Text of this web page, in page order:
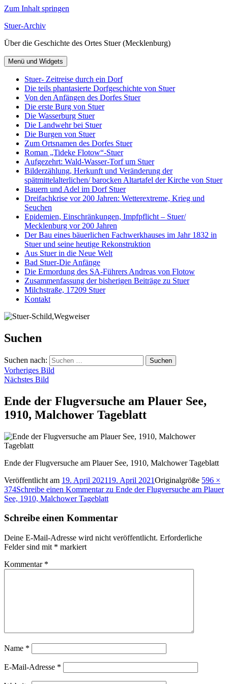
Zum Inhalt springen
Stuer-Archiv
Über die Geschichte des Ortes Stuer (Mecklenburg)
Menü und Widgets
Stuer- Zeitreise durch ein Dorf
Die teils phantasierte Dorfgeschichte von Stuer
Von den Anfängen des Dorfes Stuer
Die erste Burg von Stuer
Die Wasserburg Stuer
Die Landwehr bei Stuer
Die Burgen von Stuer
Zum Ortsnamen des Dorfes Stuer
Roman „Tideke Flotow“-Stuer
Aufgezehrt: Wald-Wasser-Torf um Stuer
Bilderzählung, Herkunft und Veränderung der
spätmittelalterlichen/ barocken Altartafel der Kirche von Stuer
Bauern und Adel im Dorf Stuer
Dreifachkrise vor 200 Jahren: Wetterextreme, Krieg und
Seuchen
Epidemien, Einschränkungen, Impfpflicht – Stuer/
Mecklenburg vor 200 Jahren
Der Bau eines bäuerlichen Fachwerkhauses im Jahr 1832 in
Stuer und seine heutige Rekonstruktion
Aus Stuer in die Neue Welt
Bad Stuer-Die Anfänge
Die Ermordung des SA-Führers Andreas von Flotow
Zusammenfassung der bisherigen Beiträge zu Stuer
Milchstraße, 17209 Stuer
Kontakt
Suchen
Suchen nach:
Vorheriges Bild
Nächstes Bild
Ende der Flugversuche am Plauer See,
1910, Malchower Tageblatt
Ende der Flugversuche am Plauer See, 1910, Malchower Tageblatt
Veröffentlicht am 19. April 202119. April 2021Originalgröße 596 ×
374Schreibe einen Kommentarzu Ende der Flugversuche am Plauer
See, 1910, Malchower Tageblatt
Schreibe einen Kommentar
Deine E-Mail-Adresse wird nicht veröffentlicht. Erforderliche
Felder sind mit * markiert
Kommentar *
Name *
E-Mail-Adresse *